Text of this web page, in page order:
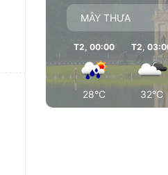
MÂY THƯA
T2, 00:00
28°C
T2,
32°C